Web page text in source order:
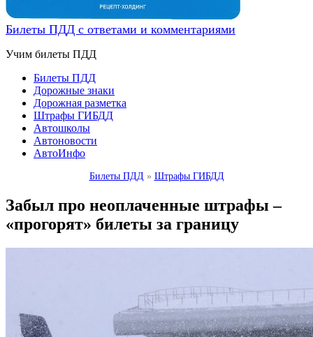
Билеты ПДД с ответами и комментариями
Учим билеты ПДД
Билеты ПДД
Дорожные знаки
Дорожная разметка
Штрафы ГИБДД
Автошколы
Автоновости
АвтоИнфо
Билеты ПДД » Штрафы ГИБДД
Забыл про неоплаченные штрафы –
«прогорят» билеты за границу